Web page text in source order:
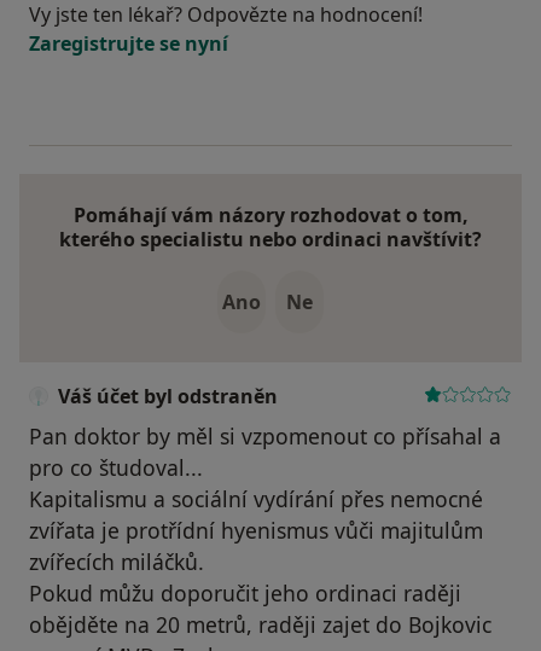
Vy jste ten lékař? Odpovězte na hodnocení!
Zaregistrujte se nyní
Pomáhají vám názory rozhodovat o tom,
kterého specialistu nebo ordinaci navštívit?
Ano Ne
Váš účet byl odstraněn
Pan doktor by měl si vzpomenout co přísahal a
pro co študoval...
Kapitalismu a sociální vydírání přes nemocné
zvířata je protřídní hyenismus vůči majitulům
zvířecích miláčků.
Pokud můžu doporučit jeho ordinaci raději
obějděte na 20 metrů, raději zajet do Bojkovic